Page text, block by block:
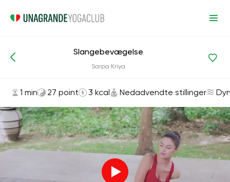
Nedadvendte stillinger
Slangebevægelse
Sarpa Kriya
1 min 27 point 3 kcal Nedadvendte stillinger